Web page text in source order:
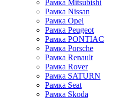
Рамка Mitsubishi
Рамка Nissan
Рамка Opel
Рамка Peugeot
Рамка PONTIAC
Рамка Porsche
Рамка Renault
Рамка Rover
Рамка SATURN
Рамка Seat
Рамка Skoda